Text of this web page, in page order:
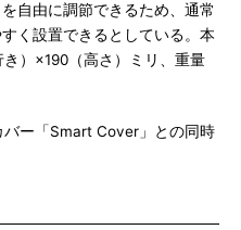
自由に調節できるため、通常
く設置できるとしている。本
）×190（高さ）ミリ、重量
ー「Smart Cover」との同時